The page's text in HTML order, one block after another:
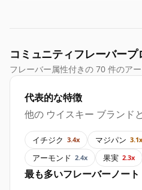
コミュニティフレーバープ
フレーバー属性付きの 70 件のア
代表的な特徴
他の ウイスキー ブランド
イチジク 3.4x マジパン 3.1x
アーモンド 2.4x 果実 2.3x
最も多いフレーバーノート